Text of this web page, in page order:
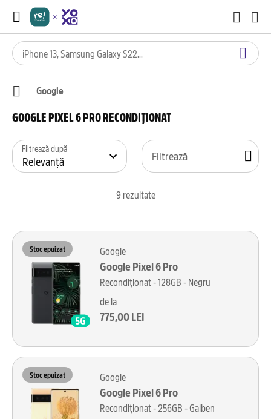
Google
GOOGLE PIXEL 6 PRO RECONDIȚIONAT
9rezultate
Filtrează după Filtrează
Stoc epuizat Google
Google Pixel 6 Pro
Recondiționat - 128GB - Negru
de la
775,00 LEI
Stoc epuizat Google
Google Pixel 6 Pro
Recondiționat - 256GB - Galben